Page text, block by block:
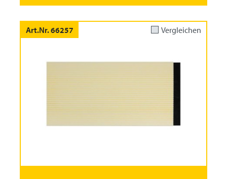
Art.Nr. 66257 Vergleichen